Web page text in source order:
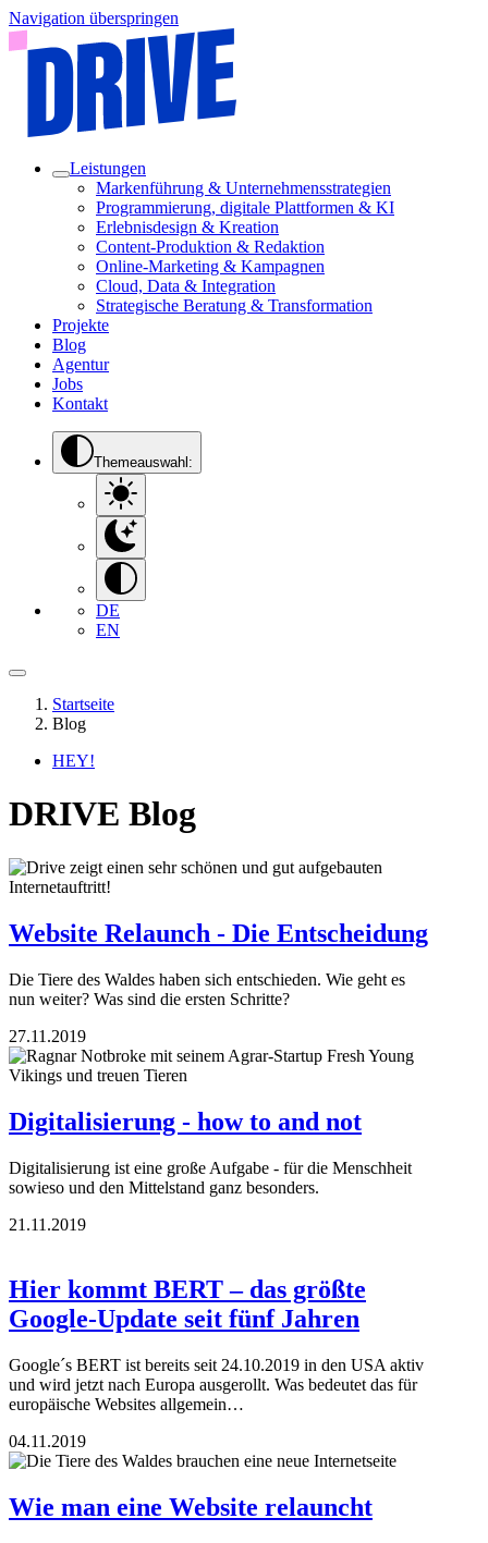
Navigation überspringen
Leistungen
Markenführung & Unternehmensstrategien
Programmierung, digitale Plattformen & KI
Erlebnisdesign & Kreation
Content-Produktion & Redaktion
Online-Marketing & Kampagnen
Cloud, Data & Integration
Strategische Beratung & Transformation
Projekte
Blog
Agentur
Jobs
Kontakt
Themeauswahl:
DE
EN
Startseite
Blog
HEY!
DRIVE Blog
Website Relaunch - Die Entscheidung
Die Tiere des Waldes haben sich entschieden. Wie geht es
nun weiter? Was sind die ersten Schritte?
27.11.2019
Digitalisierung - how to and not
Digitalisierung ist eine große Aufgabe - für die Menschheit
sowieso und den Mittelstand ganz besonders.
21.11.2019
Hier kommt BERT – das größte
Google-Update seit fünf Jahren
Google´s BERT ist bereits seit 24.10.2019 in den USA aktiv
und wird jetzt nach Europa ausgerollt. Was bedeutet das für
europäische Websites allgemein…
04.11.2019
Wie man eine Website relauncht